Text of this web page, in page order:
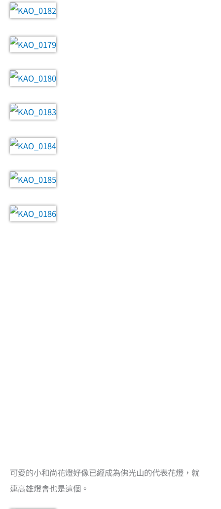
可愛的小和尚花燈好像已經成為佛光山的代表花燈，就
連高雄燈會也是這個。